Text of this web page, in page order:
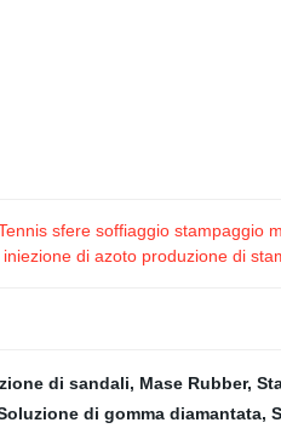
sfere soffiaggio stampaggio
di azoto produzione di
di sandali, Mase Rubber,
di gomma diamantata,